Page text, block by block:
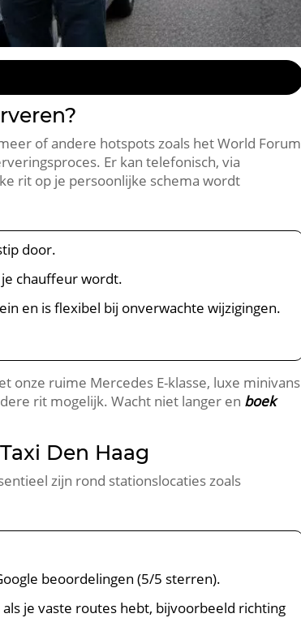
of andere hotspots zoals het World Forum
Er kan telefonisch, via
rit op je persoonlijke schema wordt
door.
chauffeur wordt.
en is flexibel bij onverwachte wijzigingen.
onze ruime Mercedes E-klasse, luxe minivans
rit mogelijk. Wacht niet langer en boek
Den Haag
zijn rond stationslocaties zoals
beoordelingen (5/5 sterren).
je vaste routes hebt, bijvoorbeeld richting